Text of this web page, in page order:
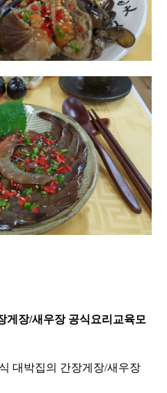
게장/새우장 공식요리교육모
대박집의 간장게장/새우장